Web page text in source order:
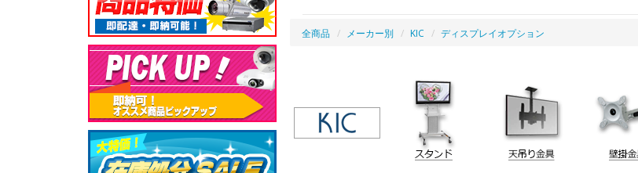
全商品 メーカー別 KIC ディスプレイオプション